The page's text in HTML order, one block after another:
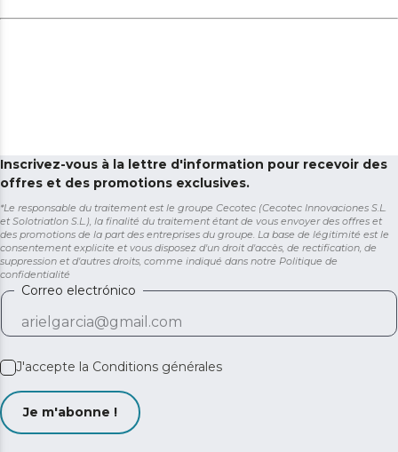
Inscrivez-vous à la lettre d'information pour recevoir des
offres et des promotions exclusives.
*Le responsable du traitement est le groupe Cecotec (Cecotec Innovaciones S.L.
et Solotriatlon S.L.), la finalité du traitement étant de vous envoyer des offres et
des promotions de la part des entreprises du groupe. La base de légitimité est le
consentement explicite et vous disposez d'un droit d'accès, de rectification, de
suppression et d'autres droits, comme indiqué dans notre Politique de
confidentialité
Correo electrónico
J'accepte la Conditions générales
Je m'abonne !